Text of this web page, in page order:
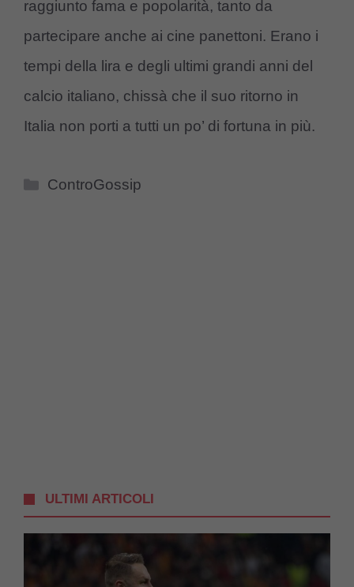
raggiunto fama e popolarità, tanto da
partecipare anche ai cine panettoni. Erano i
tempi della lira e degli ultimi grandi anni del
calcio italiano, chissà che il suo ritorno in
Italia non porti a tutti un po’ di fortuna in più.
Categorie
ControGossip
ULTIMI ARTICOLI